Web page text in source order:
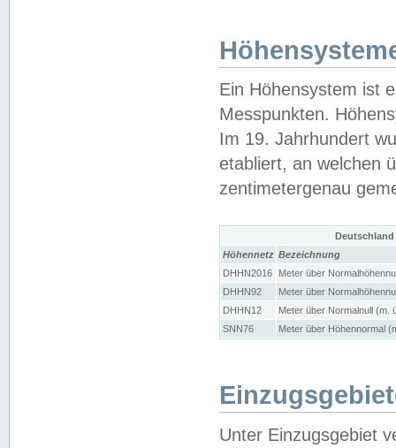
Ein Höhensystem ist
Messpunkten.
Im 19. Jahrhundert
etabliert, an welchen
zentimetergenau
Höhennetz Bezeichnung
DHHN2016
Meter über
DHHN92
Meter über
DHHN12
Meter über Normalnull (m.
SNN76
Meter über Höhennormal
Unter Einzugsgebiet